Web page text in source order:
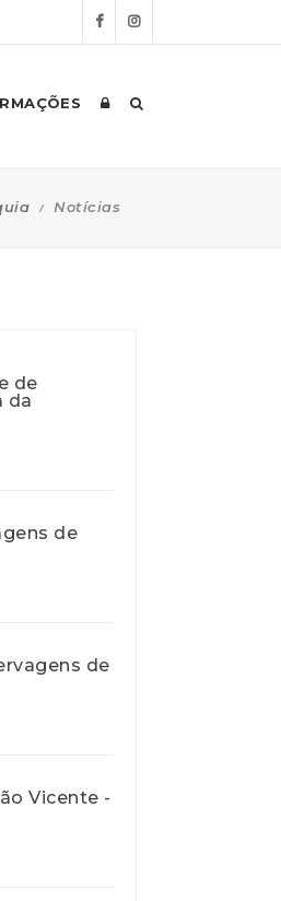
Notícias
de
da
de
de
Vicente -